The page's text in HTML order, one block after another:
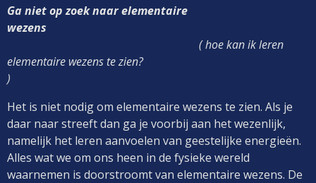
Ga niet op zoek naar elementaire
wezens
( hoe kan ik leren
elementaire wezens te zien?
)
Het is niet nodig om elementaire wezens te zien. Als je
daar naar streeft dan ga je voorbij aan het wezenlijk,
namelijk het leren aanvoelen van geestelijke energieën.
Alles wat we om ons heen in de fysieke wereld
waarnemen is doorstroomt van elementaire wezens. De